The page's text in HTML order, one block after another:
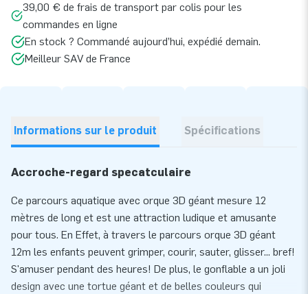
39,00 € de frais de transport par colis pour les
commandes en ligne
En stock ? Commandé aujourd’hui, expédié demain.
Meilleur SAV de France
Informations sur le produit Spécifications
Accroche-regard specatculaire
Ce parcours aquatique avec orque 3D géant mesure 12
mètres de long et est une attraction ludique et amusante
pour tous. En Effet, à travers le parcours orque 3D géant
12m les enfants peuvent grimper, courir, sauter, glisser... bref!
S'amuser pendant des heures! De plus, le gonflable a un joli
design avec une tortue géant et de belles couleurs qui